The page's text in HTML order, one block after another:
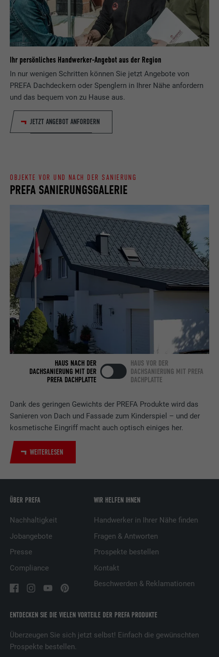
Ihr persönliches Handwerker-Angebot aus der Region
In nur wenigen Schritten können Sie jetzt Angebote von
PREFA Dachdeckern oder Spenglern in Ihrer Nähe anfordern
und das bequem von zu Hause aus.
JETZT ANGEBOT ANFORDERN
Dank des geringen Gewichts der PREFA Produkte wird das
Sanieren von Dach und Fassade zum Kinderspiel – und der
kosmetische Eingriff macht auch optisch einiges her.
WEITERLESEN
PREFA SANIERUNGSGALERIE
OBJEKTE VOR UND NACH DER SANIERUNG
HAUS NACH DER
DACHSANIERUNG MIT DER
PREFA DACHPLATTE
HAUS VOR DER
DACHSANIERUNG MIT PREFA
DACHPLATTE
ENTDECKEN SIE DIE VIELEN VORTEILE DER PREFA PRODUKTE
Überzeugen Sie sich jetzt selbst! Einfach die gewünschten
Prospekte bestellen.
ÜBER PREFA
Nachhaltigkeit
Jobangebote
Presse
Compliance
WIR HELFEN IHNEN
Handwerker in Ihrer Nähe finden
Fragen & Antworten
Prospekte bestellen
Kontakt
Beschwerden & Reklamationen
Zweck
wird, um statistische Daten dazu, wieder
Besucher die Website nutzt, zu generieren.
Anbieter Google Optimize
Laufzeit 90 Tage
Zweck
der Browser das Setzen von Cookies
Anbieter ads.linkedin.com
Laufzeit Sitzung
Zweck
Speichert die vom Benutzer ausgewählte
Sprach version einer Webseite.
Name lang
Anbieter LinkedIn
Zweck
Webseite ein eingebettetes "Folgen Sie
uns"-Fenster enthält.
Name bcookie
Anbieter LinkedIn
Laufzeit 2 Jahre
Zweck
Verwendet vom Social-Networking-Dienst
LinkedIn für die Verfolgung der
Verwendung von eingebetteten
Dienstleistungen.
Name bscookie
Anbieter LinkedIn
Verwendet vom Social-Networking-Dienst
LinkedIn für die Verfolgung der
Verwendung von eingebetteten
Anbieter
Zweck
Wird verwendet, um Besucher auf
relevante Werbung basierend auf den
Präferenzen des Besuchers zu
präsentieren.
Anbieter LinkedIn